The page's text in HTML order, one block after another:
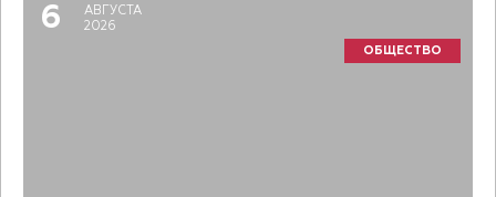
6
АВГУСТА
2026
ОБЩЕСТВО